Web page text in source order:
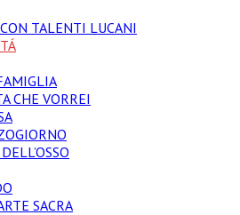
TALENTI LUCANI
CHE VORREI
SACRA